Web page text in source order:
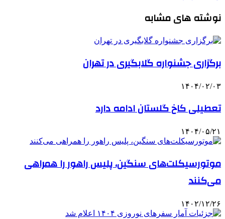
نوشته های مشابه
برگزاری جشنواره گلابگیری در تهران
۱۴۰۴/۰۲/۰۳
تعطیلی کاخ گلستان ادامه دارد
۱۴۰۴/۰۵/۲۱
موتورسیکلت‌های سنگین، پلیس راهور را همراهی
می‌کنند
۱۴۰۲/۱۲/۲۶